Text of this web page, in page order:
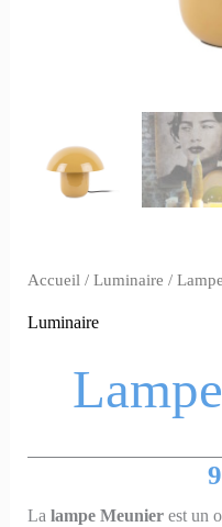
Accueil /Luminaire /
Luminaire
Lalampe Meunier est un